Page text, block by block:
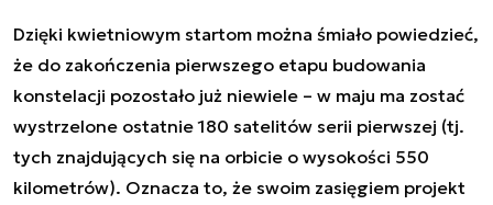
Dzięki kwietniowym startom można śmiało powiedzieć,
że do zakończenia pierwszego etapu budowania
konstelacji pozostało już niewiele – w maju ma zostać
wystrzelone ostatnie 180 satelitów serii pierwszej (tj.
tych znajdujących się na orbicie o wysokości 550
kilometrów). Oznacza to, że swoim zasięgiem projekt